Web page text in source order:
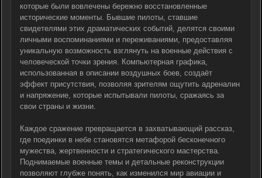
которые были вовлечены бережно восстановленные
исторические моменты. Бывшие пилоты, ставшие
свидетелями этих драматических событий, делятся своими
личными воспоминаниями и переживаниями, предоставляя
уникальную возможность взглянуть на военные действия с
человеческой точки зрения. Компьютерная графика,
использованная в описании воздушных боев, создаёт
эффект присутствия, позволяя зрителям ощутить адреналин
и напряжение, которые испытывали пилоты, сражаясь за
свои страны и жизни.
Каждое сражение превращается в захватывающий рассказ,
где поединки в небе становятся метафорой бесконечного
мужества, жертвенности и стратегического мастерства.
Поднимаемые военные темы и детальные реконструкции
позволяют глубже понять, как изменился мир авиации и